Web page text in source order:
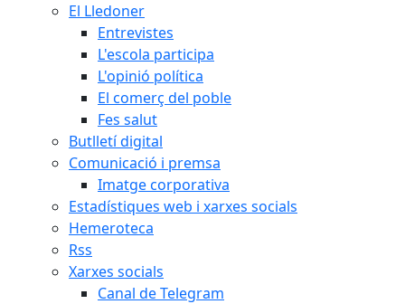
El Lledoner
Entrevistes
L'escola participa
L'opinió política
El comerç del poble
Fes salut
Butlletí digital
Comunicació i premsa
Imatge corporativa
Estadístiques web i xarxes socials
Hemeroteca
Rss
Xarxes socials
Canal de Telegram